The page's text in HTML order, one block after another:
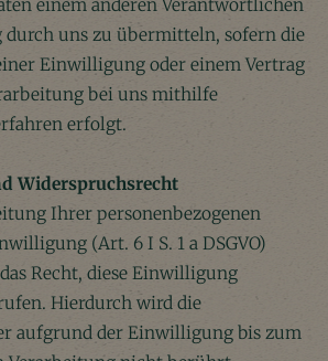
einem anderen Verantwortlichen
durch uns zu übermitteln, sofern die
Einwilligung oder einem Vertrag
bei uns mithilfe
erfolgt.
Widerspruchsrecht
Ihrer personenbezogenen
(Art. 6 I S. 1 a DSGVO)
Recht, diese Einwilligung
Hierdurch wird die
aufgrund der Einwilligung bis zum